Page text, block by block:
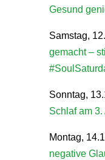
Gesund
Samstag,
gemacht –
Sonntag,
Schlaf am 3.
Montag,
negative